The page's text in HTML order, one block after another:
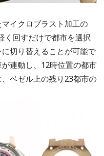
イクロブラスト加工の
く回すだけで都市を選択
切り替えることが可能で
連動し、12時位置の都市
ベゼル上の残り23都市の